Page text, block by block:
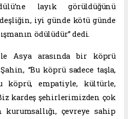
layık görüldüğünü
iyi günde kötü günde
ödülüdür” dedi.
Asya arasında bir köprü
“Bu köprü sadece taşla,
köprü, empatiyle, kültürle,
kardeş şehirlerimizden çok
çevreye sahip